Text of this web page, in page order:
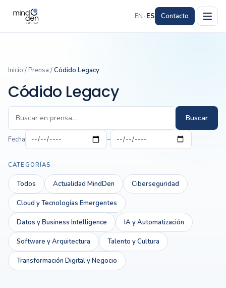
EN · ES Contacto
Inicio / Prensa /Códido Legacy
Códido Legacy
Buscar
Fecha –
CATEGORÍAS
Todos Actualidad MindDen Ciberseguridad
Cloud y Tecnologías Emergentes
Datos y Business Intelligence IA y Automatización
Software y Arquitectura Talento y Cultura
Transformación Digital y Negocio